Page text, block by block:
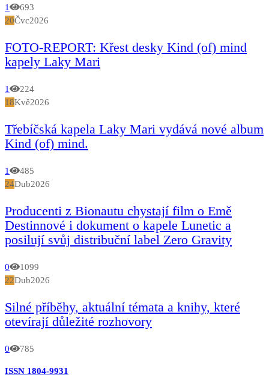
1
693
20Čvc2026
FOTO-REPORT: Křest desky Kind (of) mind
kapely Laky Mari
1
224
18Kvě2026
Třebíčská kapela Laky Mari vydává nové album
Kind (of) mind.
1
485
24Dub2026
Producenti z Bionautu chystají film o Emě
Destinnové i dokument o kapele Lunetic a
posilují svůj distribuční label Zero Gravity
0
1099
22Dub2026
Silné příběhy, aktuální témata a knihy, které
otevírají důležité rozhovory
0 785
ISSN 1804-9931